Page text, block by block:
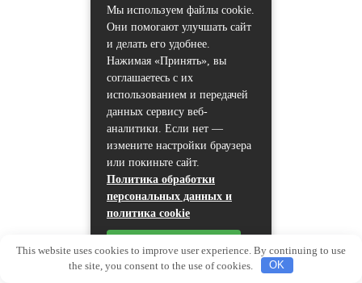
Мы используем файлы cookie.
Они помогают улучшать сайт
и делать его удобнее.
Нажимая «Принять», вы
соглашаетесь с их
использованием и передачей
данных сервису веб-
аналитики. Если нет —
измените настройки браузера
или покиньте сайт.
Политика обработки
персональных данных и
политика cookie
This website uses cookies to improve user experience. By continuing to use
the site, you consent to the use of cookies.
OK